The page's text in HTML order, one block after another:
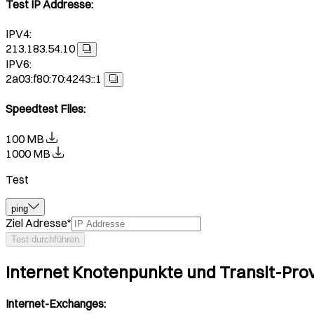
Test IP Addresse:
IPV4:
213.183.54.10
IPV6:
2a03:f80:70:4243::1
Speedtest Files:
100 MB
1000 MB
Test
ping
Ziel Adresse*
Test durchführen
Internet Knotenpunkte und Transit-
Internet-Exchanges: